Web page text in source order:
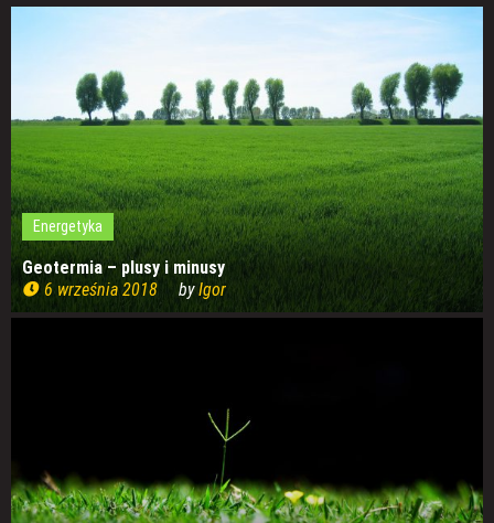
Energetyka
Geotermia – plusy i minusy
6 września 2018
byIgor